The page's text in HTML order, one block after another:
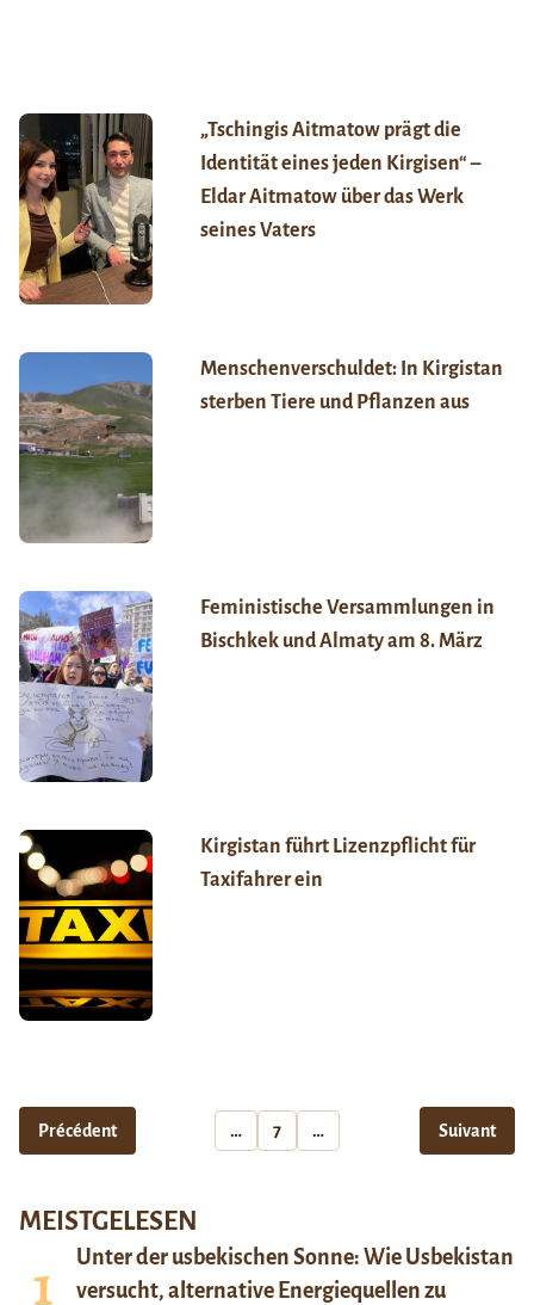
„Tschingis Aitmatow prägt die
Identität eines jeden Kirgisen“ –
Eldar Aitmatow über das Werk
seines Vaters
Menschenverschuldet: In Kirgistan
sterben Tiere und Pflanzen aus
Feministische Versammlungen in
Bischkek und Almaty am 8. März
Kirgistan führt Lizenzpflicht für
Taxifahrer ein
Précédent … 7 … Suivant
MEISTGELESEN
Unter der usbekischen Sonne: Wie Usbekistan
versucht, alternative Energiequellen zu